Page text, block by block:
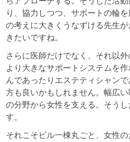
り、協力しつつ、サポートの輪
の考えに大きくうなずける先生
きたいですね。
さらに医師だけでなく、それ以
より大きなサポートシステムを
んであったりエステティシャン
方も良いかもしれません。幅広
の分野から女性を支える。そう
す。
それこそビル一棟丸ごと、女性